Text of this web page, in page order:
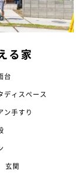
る家
台
ディスペース
ン手すり
玄関